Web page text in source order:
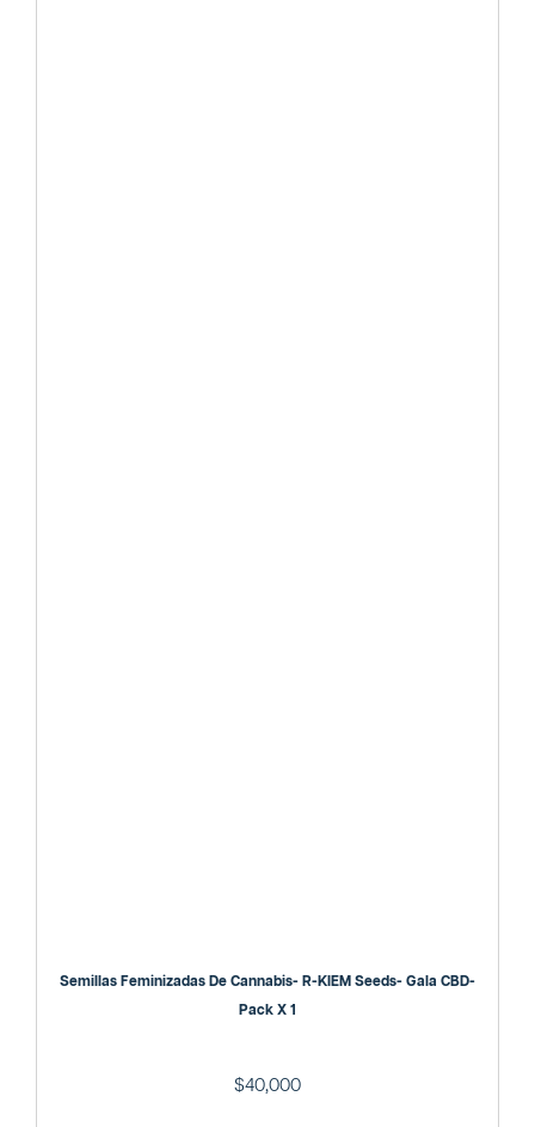
Semillas Feminizadas De Cannabis- R-KIEM Seeds- Gala CBD-
Pack X 1
$40,000